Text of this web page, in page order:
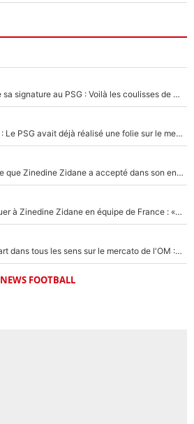
Maghnes Akliouche raconte sa signature au PSG : Voilà les coulisses de son transfert de rêve à 50M€
250M€ pour signer une star : Le PSG avait déjà réalisé une folie sur le mercato bien avant Neymar !
Voilà le seul homme politique que Zinedine Zidane a accepté dans son entourage : «Je garde un très bon souvenir de lui»
Franck Ribéry a osé s'attaquer à Zinedine Zidane en équipe de France : «Je n'aurais jamais fait ça»
Medina, Rulli, Paixao... ça part dans tous les sens sur le mercato de l'OM : Frank McCourt va enfin récupérer l'argent qu'il attend ?
NEWS FOOTBALL